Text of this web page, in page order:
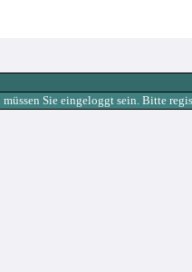
Sie eingeloggt sein. Bitte